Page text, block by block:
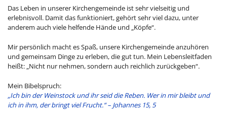
Das Leben in unserer Kirchengemeinde ist sehr vielseitig und
erlebnisvoll. Damit das funktioniert, gehört sehr viel dazu, unter
anderem auch viele helfende Hände und „Köpfe“.
Mir persönlich macht es Spaß, unsere Kirchengemeinde anzuhören
und gemeinsam Dinge zu erleben, die gut tun. Mein Lebensleitfaden
heißt: „Nicht nur nehmen, sondern auch reichlich zurückgeben“.
Mein Bibelspruch:
„Ich bin der Weinstock und ihr seid die Reben. Wer in mir bleibt und
ich in ihm, der bringt viel Frucht.“ – Johannes 15, 5